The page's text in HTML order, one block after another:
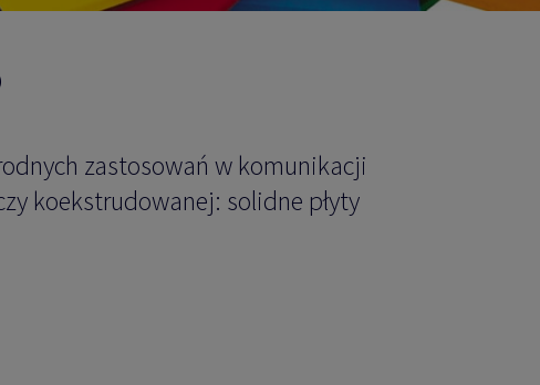
zastosowań w komunikacji
koekstrudowanej: solidne płyty